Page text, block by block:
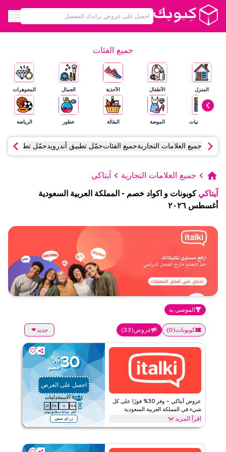
جميع الفئات
المنزل
الإلكترونيات
الأطفال
الموضة
الأحذية
البقالة
الجمال
عطور
المجوهرات
الرياضة
جميع العلامات التجاريةجميع الفئاتحمّل تطبيق أندرويدحمّل تطبيق آي
جميع العلامات التجارية آيتاكي
آيتاكي كوبونات و اكواد خصم -
المملكة العربية السعودية
أغسطس ٢٠٢٦
الموصى به
كوبونات(
0
) عروض(
33
) جديد
عروض آيتاكي – وفر 30% فورًا على كل
شيء في المملكة العربية السعودية
اقرأ المزيد
30
%
خصم
احصل على العرض
8 الاستخدامات
144
أيام
4
ساعات
54
دقائق
19
ثوان
زر اي ستور
وفر 30% فورًا مع عرض آيتاكي على دروس اللغة أونلاين، دروس المعلم
لبروموات خاصة وتوفيرات اليوم.